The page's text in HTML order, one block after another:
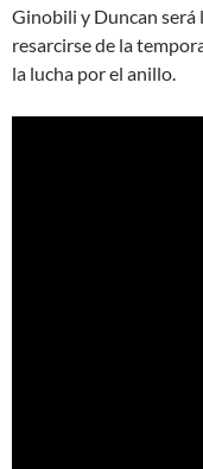
Ginobili y Duncan será
resarcirse de la
la lucha por el anillo.